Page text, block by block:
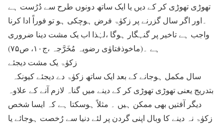
تھوڑی تھوڑی کر کے ديں یا ایک ساتھ دونوں طرح سے دُرُست ہے
۔اور اگر سال گزرنے پر زکوٰۃ فرض ہوچکی ہو تو فوراً ادا کرنا
واجب ہے تاخیر پر گنہگار ہوگا ،لہٰذا اب یک مشت دینا ضروری
ہے ۔(ماخوذفتاوٰی رضویہ مُخَرَّجہ ،ج۱۰، ص۷۵)
زکوٰۃ یک مشت دیجئے
بتدریج یعنی تھوڑی تھوڑی کر کے دینے میں گناہ لازم آنے کے علاوہ
دیگر آفتیں بھی ممکن ہیں ۔ مثلاً ہوسکتا ہے کہ ایسا شخص
زکوٰۃ نہ دینے کا وبال اپنی گردن پر لئے دنیا سے رُخصت ہوجائے یا